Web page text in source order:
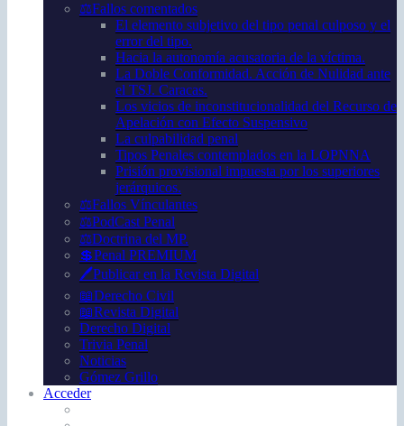
⚖️Fallos comentados
El elemento subjetivo del tipo penal culposo y el
error del tipo.
Hacia la autonomía acusatoria de la víctima.
La Doble Conformidad. Acción de Nulidad ante
el TSJ. Caracas.
Los vicios de inconstitucionalidad del Recurso de
Apelación con Efecto Suspensivo
La culpabilidad penal
Tipos Penales contemplados en la LOPNNA
Prisión provisional impuesta por los superiores
jerárquicos.
⚖️Fallos Vínculantes
⚖️PodCast Penal
⚖️Doctrina del MP.
💲Penal PREMIUM
🖊️Publicar en la Revista Digital
📖Derecho Civil
📖Revista Digital
Derecho Digital
Trivia Penal
Noticias
Gómez Grillo
Acceder